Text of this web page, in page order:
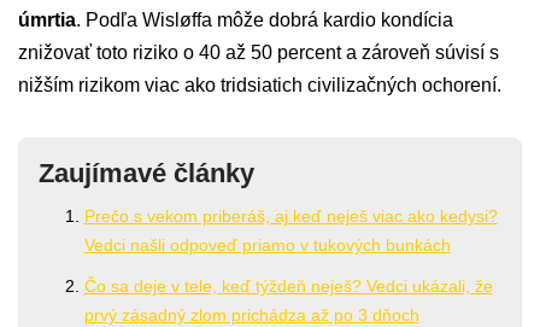
úmrtia. Podľa Wisløffa môže dobrá kardio kondícia
znižovať toto riziko o 40 až 50 percent a zároveň súvisí s
nižším rizikom viac ako tridsiatich civilizačných ochorení.
Zaujímavé články
Prečo s vekom priberáš, aj keď neješ viac ako kedysi?
Vedci našli odpoveď priamo v tukových bunkách
Čo sa deje v tele, keď týždeň neješ? Vedci ukázali, že
prvý zásadný zlom prichádza až po 3 dňoch